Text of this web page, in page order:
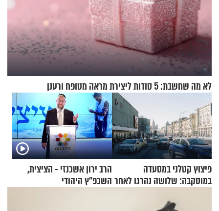
לא מה שחשבת: 5 סודות ליצירת מראה מטופח ורענן
פיצוץ קטלני במסעדה
במוסקבה: שלושה נהרגו לאחר
הרב ירון אשכנזי - הציצית,
השכפ"ץ היהודי